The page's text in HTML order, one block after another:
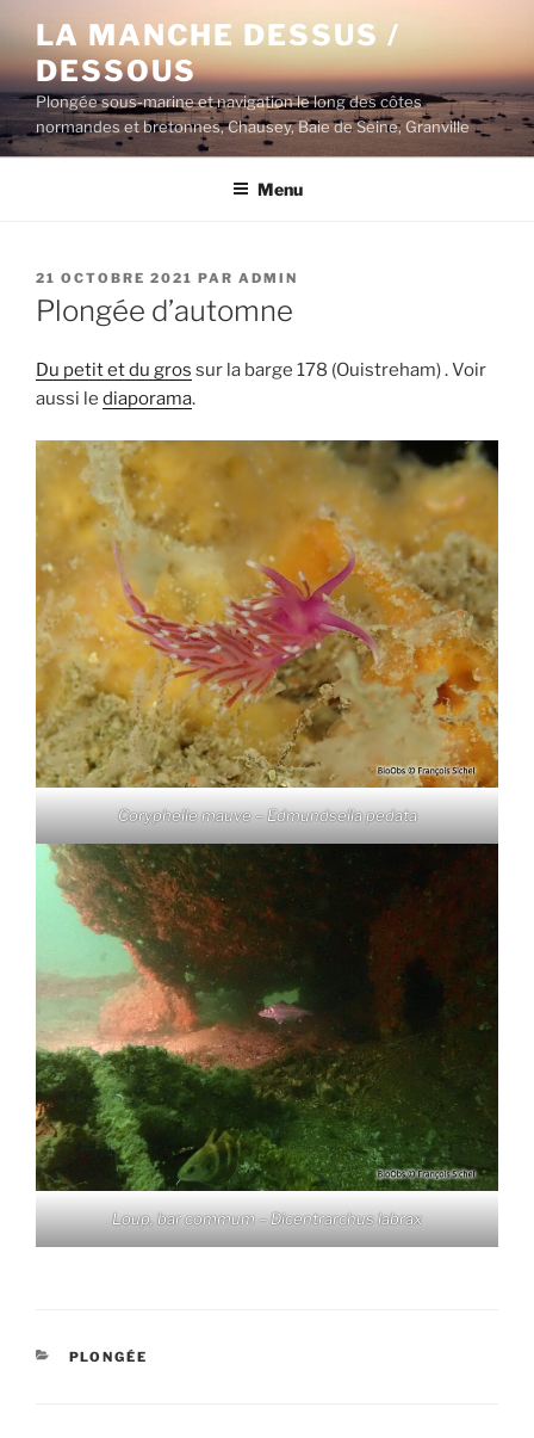
contenu
principal
LA MANCHE DESSUS /
DESSOUS
Plongée sous-marine et navigation le long des côtes
normandes et bretonnes, Chausey, Baie de Seine, Granville
Menu
PUBLIÉ
LE
21 OCTOBRE 2021 PAR ADMIN
Plongée d’automne
Du petit et du gros sur la barge 178 (Ouistreham) . Voir
aussi le diaporama.
Coryphelle mauve – Edmundsella pedata
Loup, bar commum – Dicentrarchus labrax
CATÉGORIES
PLONGÉE